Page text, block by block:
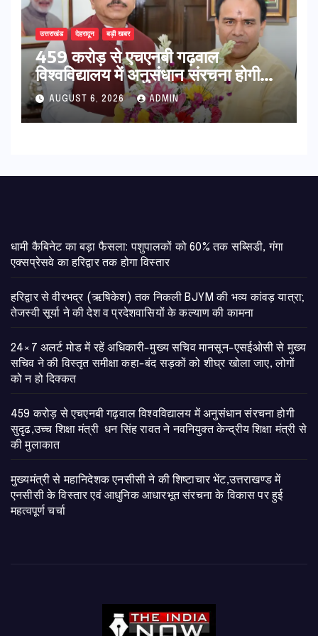
उत्तराखंड देहरादून बड़ी खबर
459 करोड़ से एचएनबी गढ़वाल
विश्वविद्यालय में अनुसंधान संरचना होगी
सुदृढ,उच्च शिक्षा मंत्री धन सिंह रावत ने
नवनियुक्त केन्द्रीय शिक्षा मंत्री से की
मुलाकात
AUGUST 6, 2026 ADMIN
​धामी कैबिनेट का बड़ा फैसला: पशुपालकों को 60% तक सब्सिडी, गंगा
एक्सप्रेसवे का हरिद्वार तक होगा विस्तार
​हरिद्वार से वीरभद्र (ऋषिकेश) तक निकली BJYM की भव्य कांवड़ यात्रा;
तेजस्वी सूर्या ने की देश व प्रदेशवासियों के कल्याण की कामना
24×7 अलर्ट मोड में रहें अधिकारी-मुख्य सचिव मानसून-एसईओसी से मुख्य
सचिव ने की विस्तृत समीक्षा कहा-बंद सड़कों को शीघ्र खोला जाए, लोगों
को न हो दिक्कत
459 करोड़ से एचएनबी गढ़वाल विश्वविद्यालय में अनुसंधान संरचना होगी
सुदृढ,उच्च शिक्षा मंत्री धन सिंह रावत ने नवनियुक्त केन्द्रीय शिक्षा मंत्री से
की मुलाकात
मुख्यमंत्री से महानिदेशक एनसीसी ने की शिष्टाचार भेंट,उत्तराखण्ड में
एनसीसी के विस्तार एवं आधुनिक आधारभूत संरचना के विकास पर हुई
महत्वपूर्ण चर्चा